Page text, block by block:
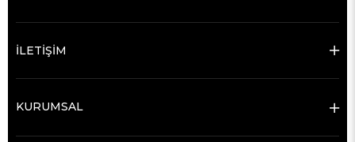
İLETİŞİM
KURUMSAL